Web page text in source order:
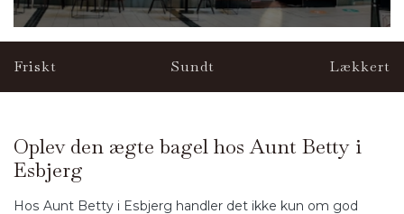
Friskt Sundt Lækkert
Oplev den ægte bagel hos Aunt Betty i
Esbjerg
Hos Aunt Betty i Esbjerg handler det ikke kun om god